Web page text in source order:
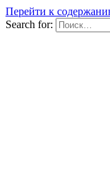
Перейти к
Search for: